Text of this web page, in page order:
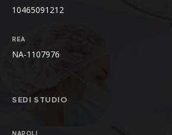
10465091212
REA
NA-1107976
SEDI STUDIO